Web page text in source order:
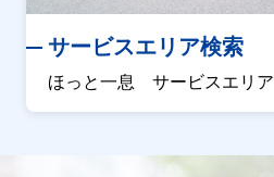
サービスエリア検索
ほっと一息 サービスエリア